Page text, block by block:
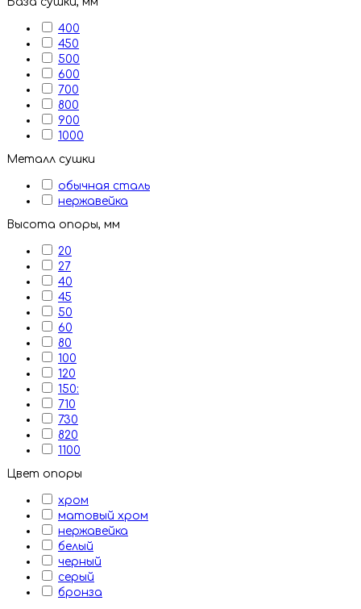
400
450
500
600
700
800
900
1000
Металл сушки
обычная сталь
нержавейка
Высота опоры, мм
20
27
40
45
50
60
80
100
120
150:
710
730
820
1100
Цвет опоры
хром
матовый хром
нержавейка
белый
черный
серый
бронза